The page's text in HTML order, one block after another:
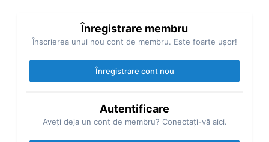
Înregistrare membru
Înscrierea unui nou cont de membru. Este foarte uşor!
Înregistrare cont nou
Autentificare
Aveţi deja un cont de membru? Conectaţi-vă aici.